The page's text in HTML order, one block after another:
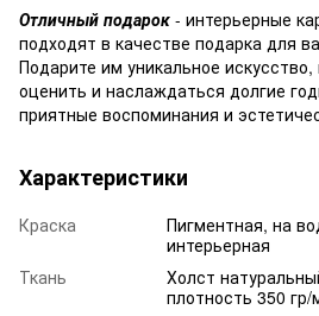
Отличный подарок - интерьерные
подходят в качестве подарка для
Подарите им уникальное искусство,
оценить и наслаждаться долгие
приятные воспоминания и
Характеристики
Краска
Пигментная, на
интерьерная
Ткань
Холст
плотность 350 гр/